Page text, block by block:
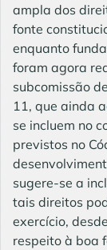
ampla dos
fonte
enquanto
foram agora
subcomissão
11, que ainda
se incluem no
previstos no
sugere-se a
tais direitos
exercício,
respeito à boa